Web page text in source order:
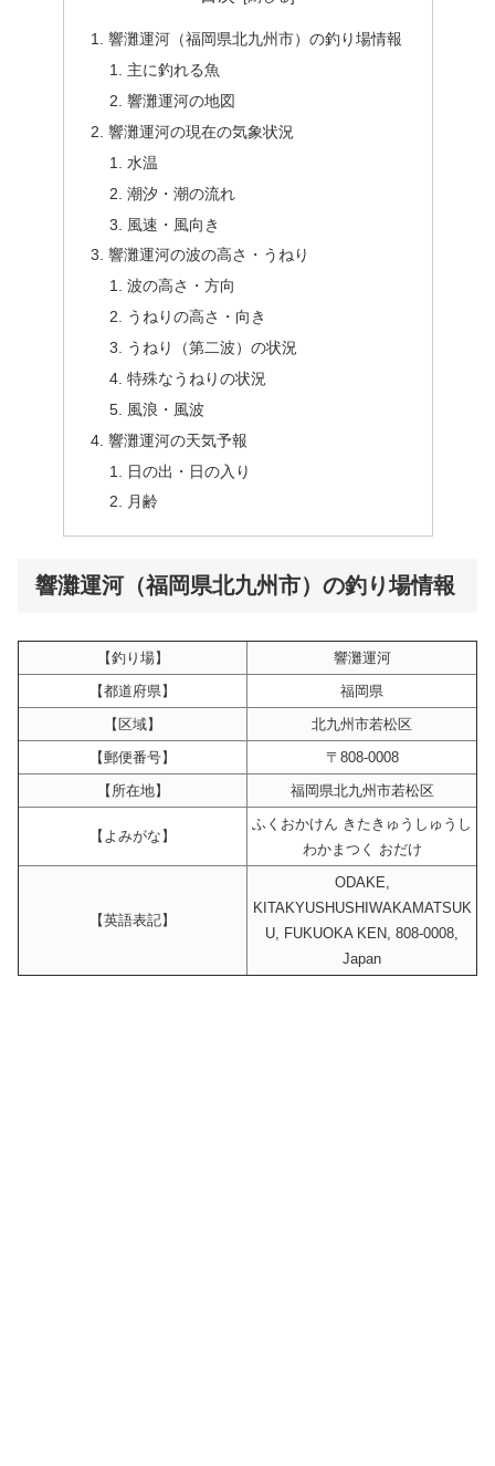
響灘運河（福岡県北九州市）の釣り場情報
主に釣れる魚
響灘運河の地図
響灘運河の現在の気象状況
水温
潮汐・潮の流れ
風速・風向き
響灘運河の波の高さ・うねり
波の高さ・方向
うねりの高さ・向き
うねり（第二波）の状況
特殊なうねりの状況
風浪・風波
響灘運河の天気予報
日の出・日の入り
月齢
響灘運河（福岡県北九州市）の釣り場情報
【釣り場】
響灘運河
【都道府県】
福岡県
【区域】
北九州市若松区
【郵便番号】
〒808-0008
【所在地】
福岡県北九州市若松区
【よみがな】
ふくおかけん きたきゅうしゅうし
わかまつく おだけ
【英語表記】
ODAKE,
KITAKYUSHUSHIWAKAMATSUK
U, FUKUOKA KEN, 808-0008,
Japan